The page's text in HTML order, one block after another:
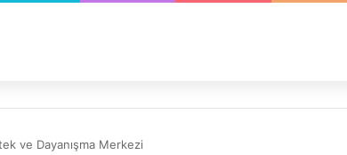
ve Dayanışma Merkezi